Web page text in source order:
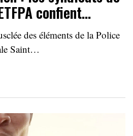
confient…
des éléments de la Police
Saint…